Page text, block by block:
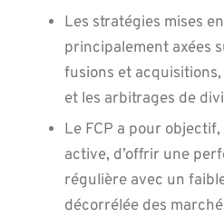
Les stratégies mises
principalement axées
fusions et
et les arbitrages de
Le FCP a pour
active, d’offrir une
régulière avec un
décorrélée des